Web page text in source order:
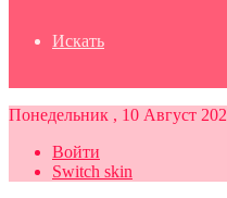
Искать
Понедельник , 10 Август
Войти
Switch skin